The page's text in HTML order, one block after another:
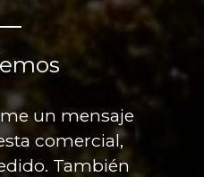
un mensaje
comercial,
También